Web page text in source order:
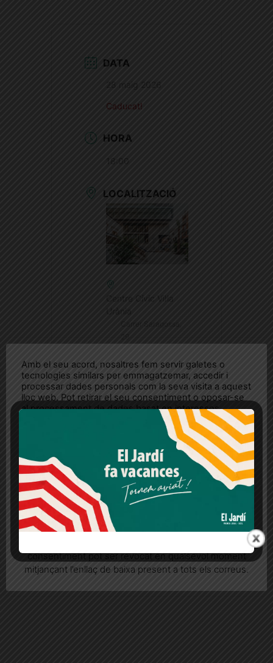
DATA
28 maig 2026
Caducat!
HORA
18:00
LOCALITZACIÓ
Centre Cívic Vil·la
Urània
COMPARTEIX AQUEST
ESDEVENIMENT
Amb el seu acord, nosaltres fem servir galetes o
tecnologies similars per emmagatzemar, accedir i
processar dades personals com la seva visita a aquest
lloc web. Pot retirar el seu consentiment o oposar-se
al processament de dades basat en interessos
legítims en qualsevol moment fent clic a "Ajustos de
cookies" o a la nostra Política de privacitat en aquest
lloc web. Si cliques "acceptar" dones el teu
Més informació Acceptar Rebutjar tot
Quan l’usuari crea un compte al Diari el Jardí, dona el
seu consentiment explícit per rebre comunicacions
consentiment pot ser revocat en qualsevol moment
mitjançant l’enllaç de baixa present a tots els correus.